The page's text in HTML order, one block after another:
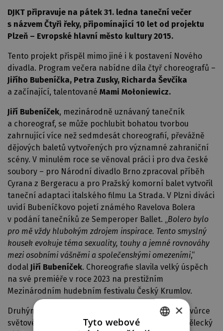
DJKT připravuje na pátek 31. ledna taneční večer
s názvem Čtyři řeky, připomínající 10 let od projektu
Plzeň – Evropské hlavní město kultury 2015.
Tento projekt přispěl mimo jiné i k postavení Nového
divadla. Program večera nabídne díla čtyř choreografů –
Jiřího Bubeníčka, Petra Zusky, Richarda Ševčíka
a začínající, talentované Mami Mołoniewicz.
Jiří Bubeníček, mezinárodně uznávaný tanečník
a choreograf, se může pochlubit bohatou tvorbou
zahrnující více než sedmdesát choreografií, převážně
dějových baletů vytvořených pro významné zahraniční
scény. V minulém roce se věnoval práci i pro dva české
soubory – pro Národní divadlo Brno zpracoval příběh
Cyrana z Bergeracu a pro Pražský komorní balet vytvořil
taneční adaptaci italského filmu La Strada. V Plzni diváci
uvidí Bubeníčkovo pojetí známého Ravelova Bolera
v podání tanečníků ze Semperoper Ballet. „ Bolero bylo
pro mě vždy hlubokým zdrojem inspirace. Tento smyslný
kousek evokuje téma sexuality, touhy a jemné rovnováhy
mezi osobními vášněmi a společenskými omezeními,“
dodal Jiří Bubeníček. Choreografie slavila velký úspěch
na své premiéře v roce 2023 na prestižním
Mezinárodním hudebním festivalu Český Krumlov.
Druhým významným choreografem večera bude tvůrce
světového renomé a rovněž bývalý dlouholetý umělecký
×
Tyto webové